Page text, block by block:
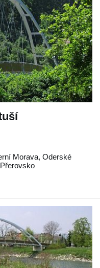
Morava, Oderské
Přerovsko